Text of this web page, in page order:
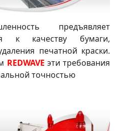
предъявляет
к качеству бумаги,
печатной краски.
REDWAVE эти требования
точностью